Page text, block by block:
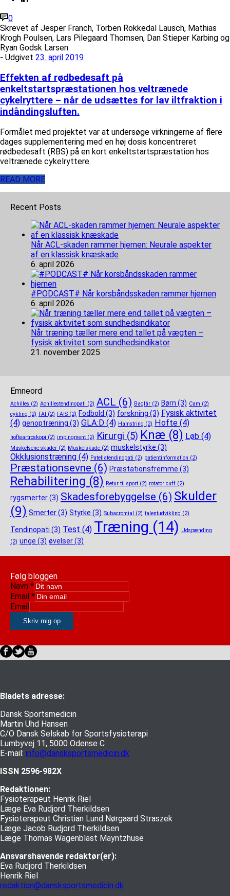
0
Skrevet af Jesper Franch, Torben Rokkedal Lausch, Mathias
Krogh Poulsen, Lars Pilegaard Thomsen, Dan Stieper Karbing og
Ryan Godsk Larsen
- Udgivet 23. april 2019
Effekten af rødbedesaft på
enkeltstartspræstationen hos veltrænede
cykelryttere – når de udsættes for lav iltfraktion i
indåndingsluften.
Formålet med projektet var at undersøge virkningerne af flere
dages supplementering med en høj dosis koncentreret
rødbedesaft (RBS) på en kort enkeltstartspræstation hos
veltrænede cykelryttere.
READ MORE
Recent Posts
Når ACL-skaden rammer hjernen: Neurale aspekter
af en klassisk knæskade
6. april 2026
#PODCAST# Når korsbåndsskaden rammer hjernen
6. april 2026
Når træning tæller mere end tallet på vægten –
fysisk aktivitet som sundhedsindikator
21. november 2025
Emneord
Achilles (2) Achillestendinopati (2) ACL (6) Baglår (2) Børn (3) Cam (2)
cykling (2) FAI (2) FAIS (2) Fodbold (3) forskning (3) Fysisk aktivitet
(4) genoptræning (3) GLA:D (4) Hamstring (2) Hofte (4)
hofteartroskopi (2) impingment (2) Kirurgi (5) Knæ (8) Løb (4)
Muskelsene-skader (2) Muskelskade (2) muskelstyrke (3)
Okklusionstræning (4) Patellatendinopati (2) patientinformation (2)
Præstationsevne (6) Præstationsfremme (3)
Rehabilitering (8) Retur til sport (2) rotator cuff (2)
rygsmerter(3) Skadesforebyggelse (6) Skulder
(9) Smerter(3) Styrke (3) Subacromial (2) talentudvikling (2)
Tendinopati (3) Test (4) Træning (14) Udspænding
(2) unge (3) øvelser(3)
Følg bloggen
Navn *
Email *
Email
Skriv mig op
Bladets adresse:
Dansk Sportsmedicin
Martin Uhd Hansen
C/O Dansk Selskab for Sportsfysioterapi
Lumbyvej 11, 5000 Odense C
E-mail: info@dansksportsmedicin.dk
ISSN 2596-982X
Redaktionen:
Fysioterapeut Henrik Riel
Læge Eva Rudjord Therkildsen
Fysioterapeut Christian Lund Nørgaard Straszek
Læge Jacob Rudjord Therkildsen
Læge Thomas Wagenblast Mayntzhuse
Ansvarshavende redaktør(er):
Eva Rudjord Therkildsen
Henrik Riel
redaktion@dansksportsmedicin.dk